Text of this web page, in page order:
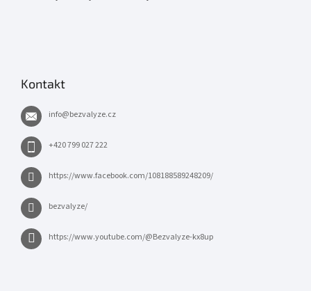
Kontakt
info@bezvalyze.cz
+420 799 027 222
https://www.facebook.com/108188589248209/
bezvalyze/
https://www.youtube.com/@Bezvalyze-kx8up